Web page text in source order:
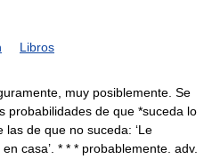
Libros
muy posiblemente. Se
probabilidades de que *suceda lo
de que no suceda: ‘Le
casa’. * * * probablemente. adv.